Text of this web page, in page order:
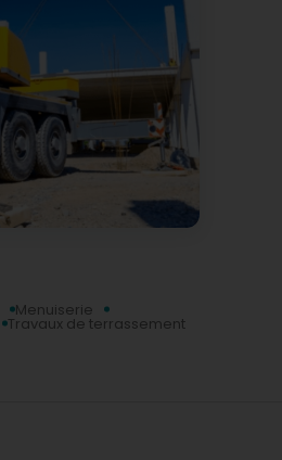
Menuiserie
Travaux de terrassement